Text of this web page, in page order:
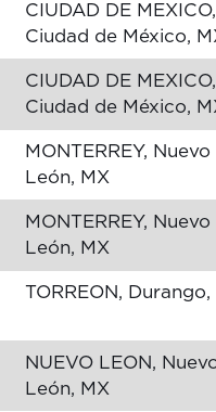
CIUDAD DE MEXICO,
Ciudad de México,
CIUDAD DE MEXICO,
Ciudad de México,
MONTERREY, Nuevo
León, MX
MONTERREY, Nuevo
León, MX
TORREON, Durango,
NUEVO LEON,
León, MX